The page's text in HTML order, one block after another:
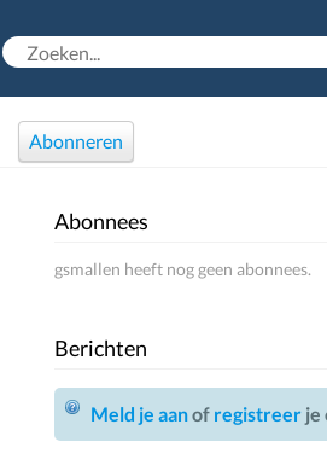
Abonneren
Abonnees
gsmallen heeft nog geen abonnees.
Berichten
Meld je aanof registreerje